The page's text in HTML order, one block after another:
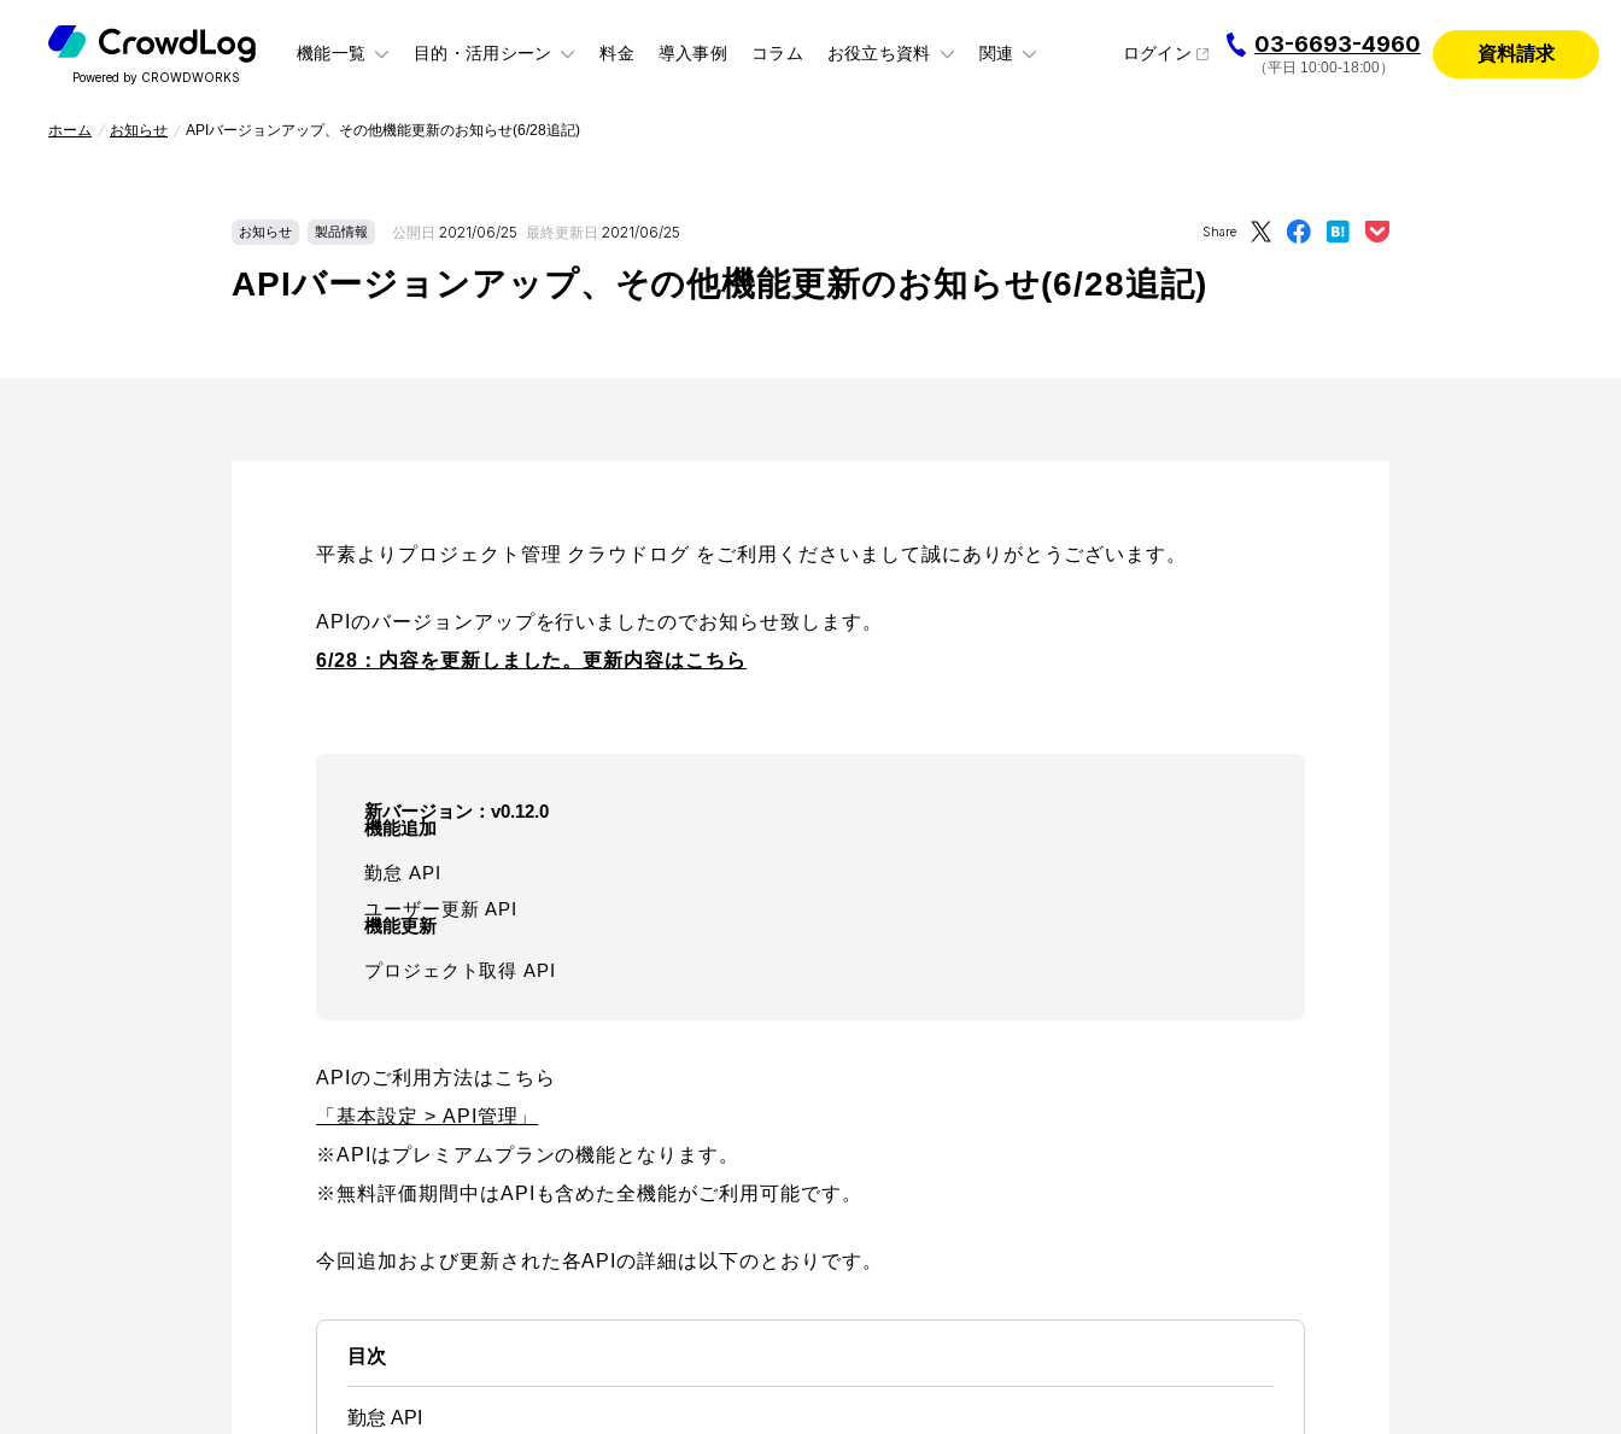
Powered by CROWDWORKS
機能一覧 目的・活用シーン 料金 導入事例 コラム お役立ち資料 関連 ログイン 03-6693-4960
（平日 10:00-18:00）
資料請求
ホーム お知らせ APIバージョンアップ、その他機能更新のお知らせ(6/28追記)
お知らせ 製品情報 公開日 2021/06/25 最終更新日 2021/06/25
APIバージョンアップ、その他機能更新のお知らせ(6/28追記)
Share
平素よりプロジェクト管理 クラウドログ をご利用くださいまして誠にありがとうございます。
APIのバージョンアップを行いましたのでお知らせ致します。
6/28：内容を更新しました。更新内容はこちら
新バージョン：v0.12.0
機能追加
勤怠 API
ユーザー更新 API
機能更新
プロジェクト取得 API
APIのご利用方法はこちら
「基本設定 > API管理」
※APIはプレミアムプランの機能となります。
※無料評価期間中はAPIも含めた全機能がご利用可能です。
今回追加および更新された各APIの詳細は以下のとおりです。
目次
勤怠 API